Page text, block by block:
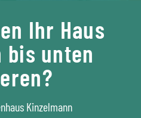
Ihr Haus
bis unten
Kinzelmann